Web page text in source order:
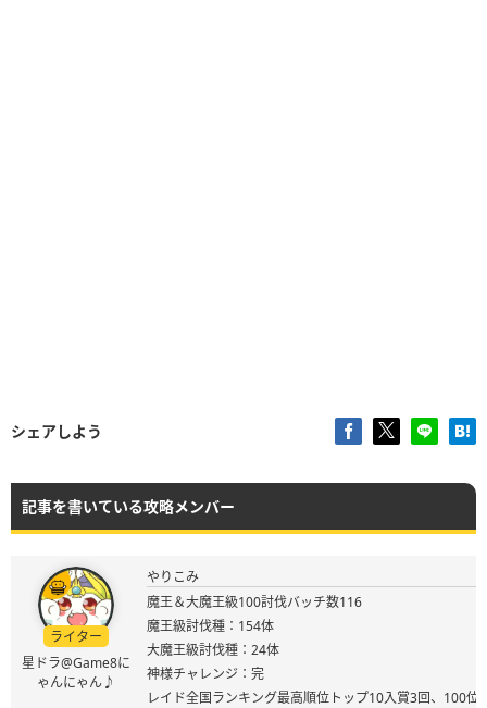
シェアしよう
記事を書いている攻略メンバー
ライター
星ドラ@Game8に
ゃんにゃん♪
やりこみ
魔王＆大魔王級100討伐バッチ数116
魔王級討伐種：154体
大魔王級討伐種：24体
神様チャレンジ：完
レイド全国ランキング最高順位トップ10入賞3回、100位